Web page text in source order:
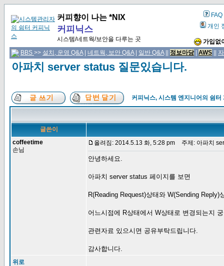
커피향이 나는 *NIX
커피닉스
시스템/네트웍/보안을 다루는 곳
FAQ
개인
가입없
BBS >> 설치, 운영 Q&A| 네트웍, 보안 Q&A| 일반 Q&A|| 정보마당| AWS
아파치 server status 질문있습니다.
커피닉스, 시스템 엔지니어의 쉼터
글쓴이
coffeetime
손님
올려짐: 2014.5.13 화, 5:28 pm 주제: 아파치
안녕하세요.
아파치 server status 페이지를 보면
R(Reading Request)상태와 W(Sending Reply)
어느시점에 R상태에서 W상태로 변경되는지
관련자료 있으시면 공유부탁드립니다.
감사합니다.
위로